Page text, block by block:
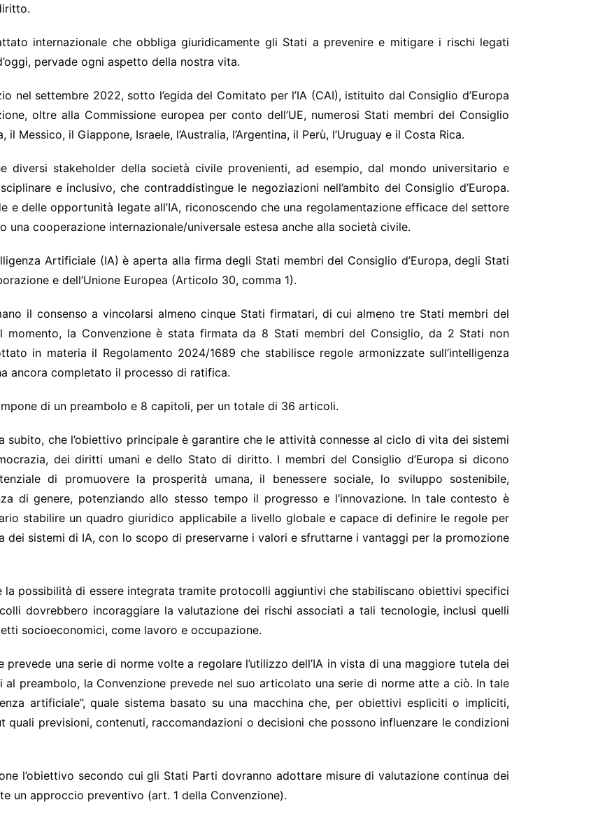
internazionale che obbliga giuridicamente gli Stati a prevenire e mitigare i rischi legati
pervade ogni aspetto della nostra vita.
nel settembre 2022, sotto l’egida del Comitato per l’IA (CAI), istituito dal Consiglio d’Europa
oltre alla Commissione europea per conto dell’UE, numerosi Stati membri del Consiglio
Messico, il Giappone, Israele, l’Australia, l’Argentina, il Perù, l’Uruguay e il Costa Rica.
diversi stakeholder della società civile provenienti, ad esempio, dal mondo universitario e
e inclusivo, che contraddistingue le negoziazioni nell’ambito del Consiglio d’Europa.
delle opportunità legate all’IA, riconoscendo che una regolamentazione efficace del settore
una cooperazione internazionale/universale estesa anche alla società civile.
Artificiale (IA) è aperta alla firma degli Stati membri del Consiglio d’Europa, degli Stati
e dell’Unione Europea (Articolo 30, comma 1).
il consenso a vincolarsi almeno cinque Stati firmatari, di cui almeno tre Stati membri del
momento, la Convenzione è stata firmata da 8 Stati membri del Consiglio, da 2 Stati non
in materia il Regolamento 2024/1689 che stabilisce regole armonizzate sull’intelligenza
ancora completato il processo di ratifica.
di un preambolo e 8 capitoli, per un totale di 36 articoli.
subito, che l’obiettivo principale è garantire che le attività connesse al ciclo di vita dei sistemi
dei diritti umani e dello Stato di diritto. I membri del Consiglio d’Europa si dicono
di promuovere la prosperità umana, il benessere sociale, lo sviluppo sostenibile,
di genere, potenziando allo stesso tempo il progresso e l’innovazione. In tale contesto è
stabilire un quadro giuridico applicabile a livello globale e capace di definire le regole per
dei sistemi di IA, con lo scopo di preservarne i valori e sfruttarne i vantaggi per la promozione
la possibilità di essere integrata tramite protocolli aggiuntivi che stabiliscano obiettivi specifici
dovrebbero incoraggiare la valutazione dei rischi associati a tali tecnologie, inclusi quelli
socioeconomici, come lavoro e occupazione.
una serie di norme volte a regolare l’utilizzo dell’IA in vista di una maggiore tutela dei
preambolo, la Convenzione prevede nel suo articolato una serie di norme atte a ciò. In tale
artificiale”, quale sistema basato su una macchina che, per obiettivi espliciti o impliciti,
previsioni, contenuti, raccomandazioni o decisioni che possono influenzare le condizioni
l’obiettivo secondo cui gli Stati Parti dovranno adottare misure di valutazione continua dei
un approccio preventivo (art. 1 della Convenzione).